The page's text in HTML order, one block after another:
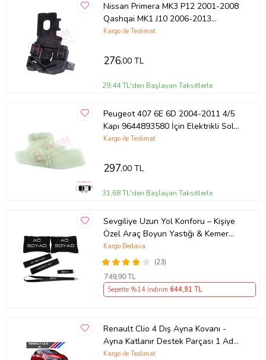
Nissan Primera MK3 P12 2001-2008
Qashqai MK1 J10 2006-2013
80770AV601 İçin Ön Sağ Cam Kriko
Kargo ile Teslimat
276,00 TL
29,44 TL'den Başlayan Taksitlerle
Peugeot 407 6E 6D 2004-2011 4/5
Kapı 9644893580 İçin Elektrikli Sol
Cam Kriko Tamir Klipsi
Kargo ile Teslimat
297,00 TL
31,68 TL'den Başlayan Taksitlerle
Sevgiliye Uzun Yol Konforu – Kişiye
Özel Araç Boyun Yastığı & Kemer
Pedi Hediye Seti
(23)
Kargo Bedava
749,90 TL
Sepette %14 İndirim 644,91 TL
Renault Clio 4 Dış Ayna Kovanı -
Ayna Katlanır Destek Parçası 1 Adet
490307706 M3625
Kargo ile Teslimat